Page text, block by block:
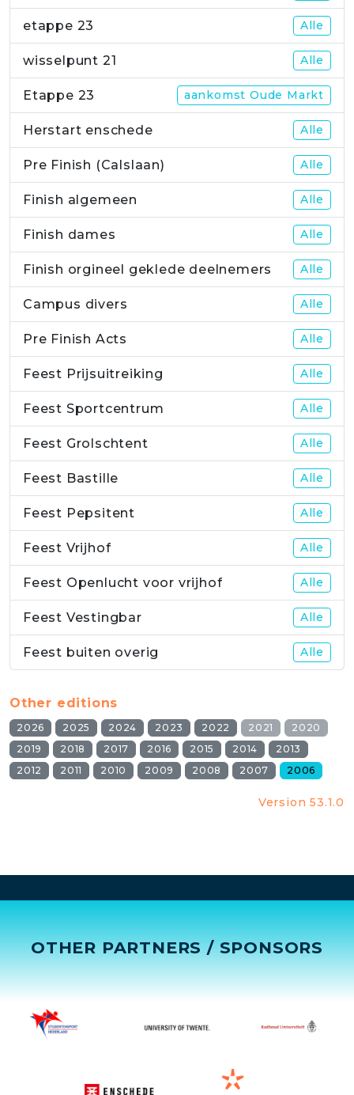
etappe 23 Alle
wisselpunt 21 Alle
Etappe 23 aankomst Oude Markt
Herstart enschede Alle
Pre Finish (Calslaan) Alle
Finish algemeen Alle
Finish dames Alle
Finish orgineel geklede deelnemers Alle
Campus divers Alle
Pre Finish Acts Alle
Feest Prijsuitreiking Alle
Feest Sportcentrum Alle
Feest Grolschtent Alle
Feest Bastille Alle
Feest Pepsitent Alle
Feest Vrijhof Alle
Feest Openlucht voor vrijhof Alle
Feest Vestingbar Alle
Feest buiten overig Alle
Other editions
2026 2025 2024 2023 2022 2021
2020
2019
2018 2017 2016 2015 2014
2013
2012
2011 2010 2009 2008 2007 2006
Version 53.1.0
OTHER PARTNERS / SPONSORS